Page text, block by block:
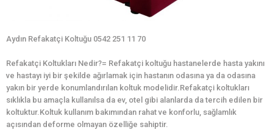
Aydın Refakatçi Koltuğu 0542 251 11 70
Refakatçi Koltukları Nedir?= Refakatçi koltuğu hastanelerde hasta yakını
ve hastayı iyi bir şekilde ağırlamak için hastanın odasına ya da odasına
yakın bir yerde konumlandırılan koltuk modelidir.Refakatçi koltukları
sıklıkla bu amaçla kullanılsa da ev, otel gibi alanlarda da tercih edilen bir
koltuktur.Koltuk kullanım bakımından rahat ve konforlu, sağlamlık
açısından deforme olmayan özelliğe sahiptir.